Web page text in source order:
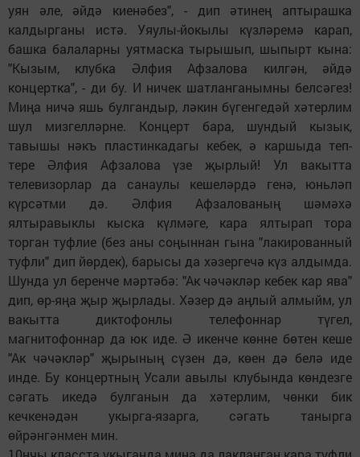
уян әле, әйдә киенәбез", - дип әтинең аптырашка
калдырганы истә. Уяулы-йокылы күзләремә карап,
башка балаларны уятмаска тырышып, шыпырт кына:
"Кызым, клубка Әлфия Афзалова килгән, әйдә
концертка", - ди бу. И ничек шатланганымны белсәгез!
Миңа ничә яшь булгандыр, ләкин бүгенгедәй хәтерлим
шул мизгелләрне. Концерт бара, шундый кызык,
тавышы нәкъ пластинкадагы кебек, ә каршыда теп-
тере Әлфия Афзалова үзе җырлый! Ул вакытта
телевизорлар да санаулы кешеләрдә генә, юньләп
күрсәтми дә. Әлфия Афзалованың шәмәхә
ялтыравыклы кыска күлмәге, кара ялтырап тора
торган туфлие (без аны соңыннан гына "лакированный
туфли" дип йөрдек), барысы да хәзергечә күз алдымда.
Шунда ул беренче мәртәбә: "Ак чәчәкләр кебек кар ява"
дип, өр-яңа җыр җырлады. Хәзер дә аңлый алмыйм, ул
вакытта диктофонлы телефоннар түгел,
магнитофоннар да юк иде. Ә икенче көнне бөтен кеше
"Ак чәчәкләр" җырының сүзен дә, көен дә белә иде
инде. Бу концертның Усали авылы клубында көндезге
сәгать икедә булганын да хәтерлим, чөнки бик
кечкенәдән укырга-язарга, сәгать танырга
өйрәнгәнмен мин.